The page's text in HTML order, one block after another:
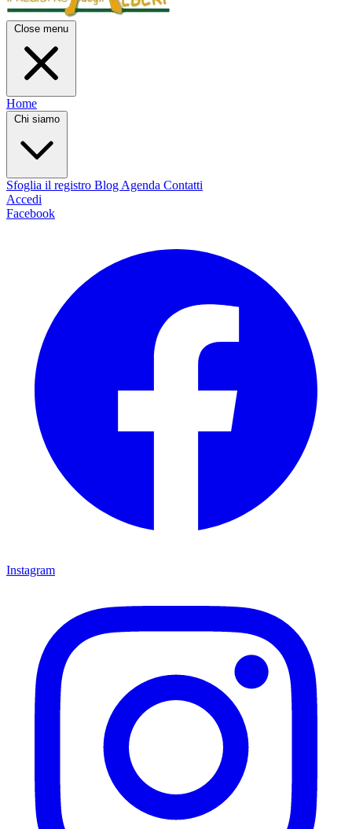
Close menu
Home
Chi siamo
Sfoglia il registro Blog Agenda Contatti
Accedi
Facebook
Instagram